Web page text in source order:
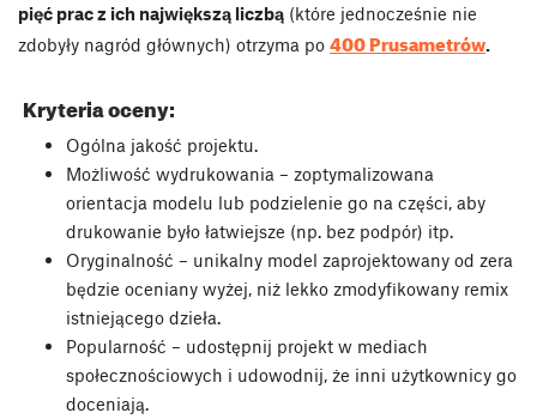
pięć prac z ich największą liczbą (które jednocześnie nie
zdobyły nagród głównych) otrzyma po 400 Prusametrów.
Kryteria oceny:
Ogólna jakość projektu.
Możliwość wydrukowania – zoptymalizowana
orientacja modelu lub podzielenie go na części, aby
drukowanie było łatwiejsze (np. bez podpór) itp.
Oryginalność – unikalny model zaprojektowany od zera
będzie oceniany wyżej, niż lekko zmodyfikowany remix
istniejącego dzieła.
Popularność – udostępnij projekt w mediach
społecznościowych i udowodnij, że inni użytkownicy go
doceniają.